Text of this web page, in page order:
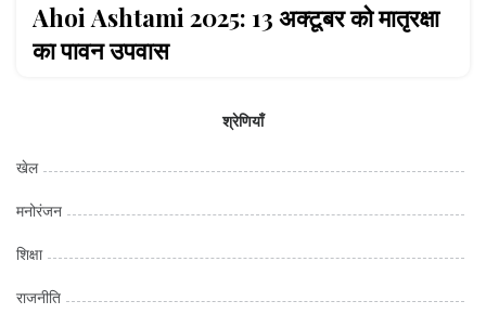
Ahoi Ashtami 2025: 13 अक्टूबर को मातृरक्षा
का पावन उपवास
श्रेणियाँ
खेल
मनोरंजन
शिक्षा
राजनीति